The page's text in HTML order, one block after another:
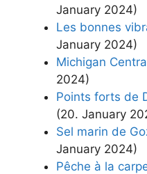
January 2024)
Les bonnes
January 2024)
Michigan
2024)
Points forts de
(20. January
Sel marin de
January 2024)
Pêche à la